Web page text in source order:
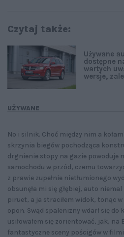
Czytaj także:
UŻYWANE
Używane
dostępne
wartych
wersje,
No i silnik. Choć między nim a
skrzynia biegów pochodząca
drgnienie stopy na gazie powoduje
samochodu w przód, czemu
z prawie zupełnie nietłumionego
obsunęła mi się głębiej, auto
piruet, a ja straciłem widok, tonąc
opon. Swąd spalenizny wdarł się do
usiłowałem się zorientować, jak, na
fantastyczne sceny pościgów w